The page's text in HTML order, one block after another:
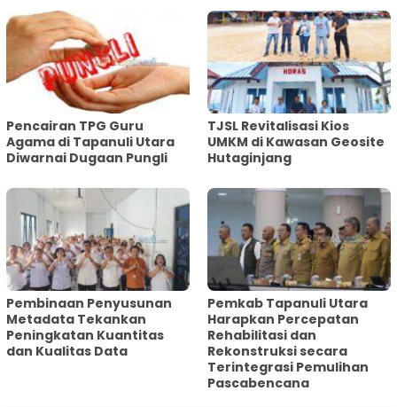
Pencairan TPG Guru
Agama di Tapanuli Utara
Diwarnai Dugaan Pungli
TJSL Revitalisasi Kios
UMKM di Kawasan Geosite
Hutaginjang
Pembinaan Penyusunan
Metadata Tekankan
Peningkatan Kuantitas
dan Kualitas Data
‎Pemkab Tapanuli Utara
Harapkan Percepatan
Rehabilitasi dan
Rekonstruksi secara
Terintegrasi Pemulihan
Pascabencana